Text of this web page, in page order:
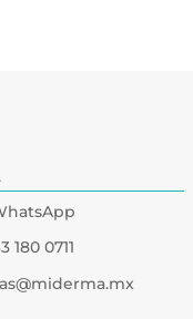
180 0711